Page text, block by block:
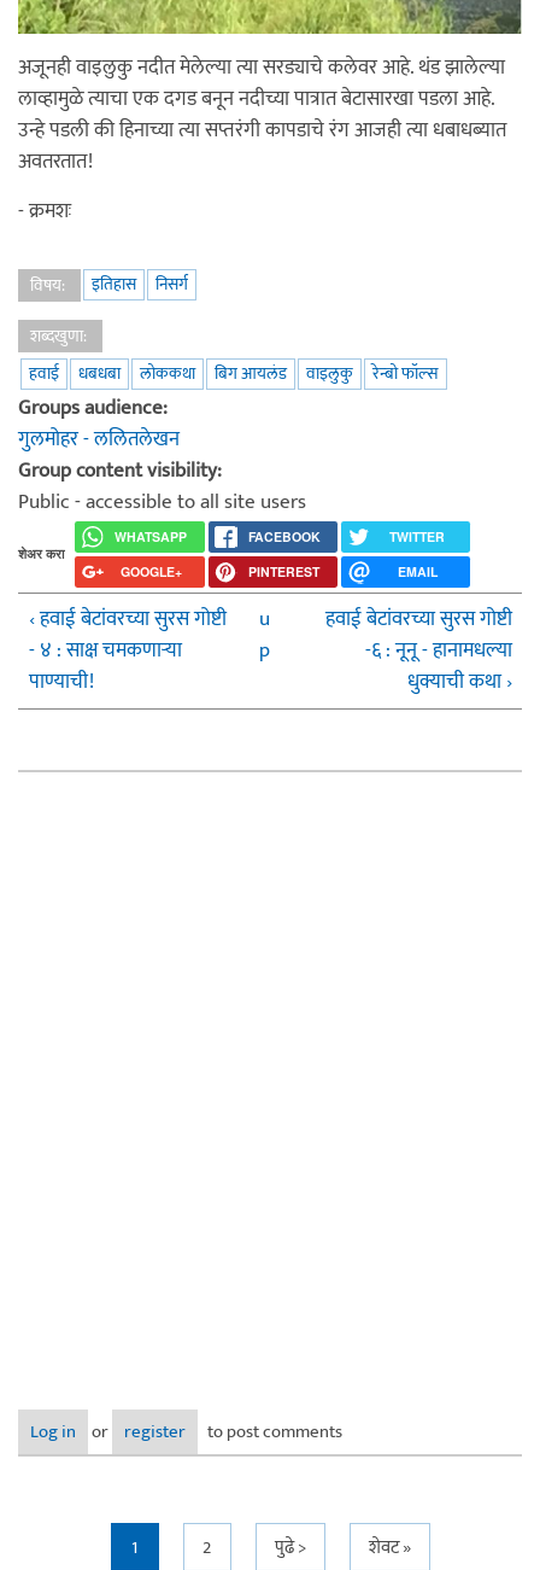
अजूनही वाइलुकु नदीत मेलेल्या त्या सरड्याचे कलेवर आहे. थंड झालेल्या
लाव्हामुळे त्याचा एक दगड बनून नदीच्या पात्रात बेटासारखा पडला आहे.
उन्हे पडली की हिनाच्या त्या सप्तरंगी कापडाचे रंग आजही त्या धबाधब्यात
अवतरतात!
- क्रमशः
विषय: इतिहास
निसर्ग
शब्दखुणा:
हवाई
धबधबा लोककथा बिग आयलंड वाइलुकु रेन्बो फॉल्स
Groups audience:
गुलमोहर - ललितलेखन
Group content visibility:
Public - accessible to all site users
शेअर करा
WHATSAPP FACEBOOK
TWITTER
GOOGLE+
PINTEREST EMAIL
‹ हवाई बेटांवरच्या सुरस गोष्टी
- ४ : साक्ष चमकणार्‍या
पाण्याची!
u
p
हवाई बेटांवरच्या सुरस गोष्टी
-६ : नूनू - हानामधल्या
धुक्याची कथा ›
Log in or register to post comments
1 2 पुढे > शेवट »